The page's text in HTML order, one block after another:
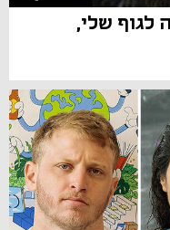
לגוף שלי,